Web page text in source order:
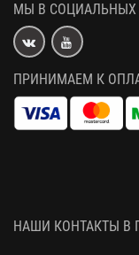
МЫ В СОЦИАЛЬНЫХ
ПРИНИМАЕМ К
НАШИ КОНТАКТЫ В